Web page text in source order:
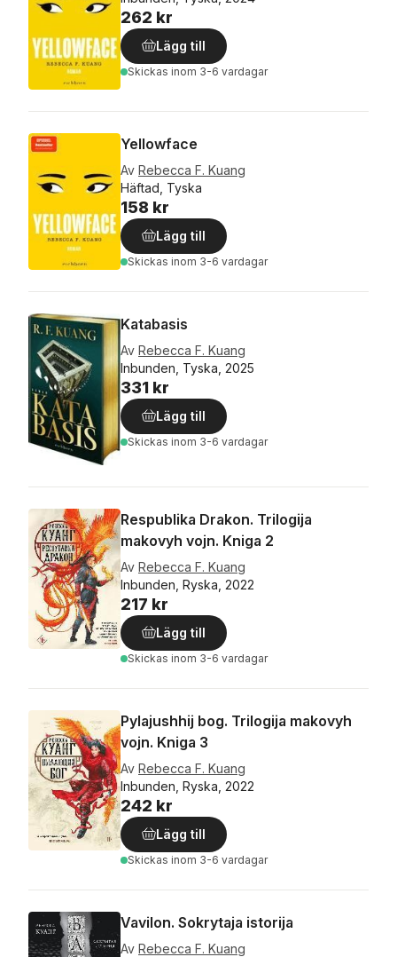
262 kr
Lägg till
Skickas inom 3-6 vardagar
Yellowface
Av Rebecca F. Kuang
Häftad, Tyska
158 kr
Lägg till
Skickas inom 3-6 vardagar
Katabasis
Av Rebecca F. Kuang
Inbunden, Tyska, 2025
331 kr
Lägg till
Skickas inom 3-6 vardagar
Respublika Drakon. Trilogija
makovyh vojn. Kniga 2
Av Rebecca F. Kuang
Inbunden, Ryska, 2022
217 kr
Lägg till
Skickas inom 3-6 vardagar
Pylajushhij bog. Trilogija makovyh
vojn. Kniga 3
Av Rebecca F. Kuang
Inbunden, Ryska, 2022
242 kr
Lägg till
Skickas inom 3-6 vardagar
Vavilon. Sokrytaja istorija
Av Rebecca F. Kuang